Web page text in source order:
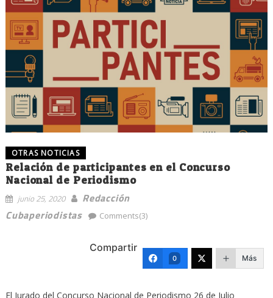
OTRAS NOTICIAS
Relación de participantes en el Concurso
Nacional de Periodismo
junio 25, 2020
Redacción
Cubaperiodistas
Comments(3)
Compartir
0 Más
El Jurado del Concurso Nacional de Periodismo 26 de Julio